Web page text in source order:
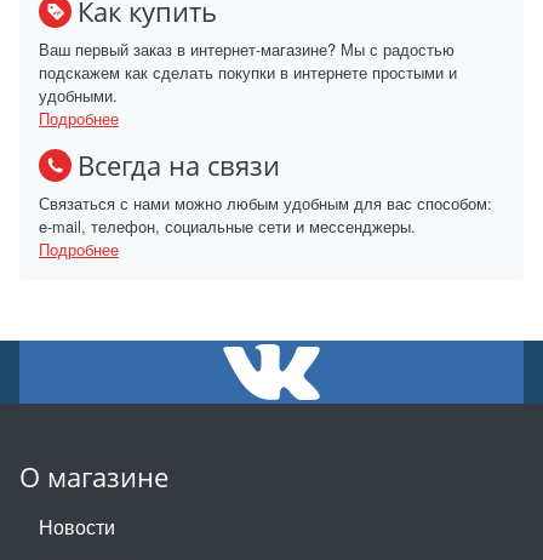
Как купить
Ваш первый заказ в интернет-магазине? Мы с радостью
подскажем как сделать покупки в интернете простыми и
удобными.
Подробнее
Всегда на связи
Связаться с нами можно любым удобным для вас способом:
e-mail, телефон, социальные сети и мессенджеры.
Подробнее
О магазине
Новости